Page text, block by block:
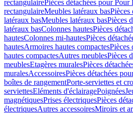
rectangulairePièces détachées pour Pour
rectangulaireMeubles latéraux basPièces
latéraux basMeubles latéraux basPièces
latéraux basColonnes hautesPièces
hautesColonnes mi-hautesPièces
hautesArmoires hautes compactesPièces
hautes compactesAutres meublesPièces
meublesEtagères muralesPièces
muralesAccessoiresPièces détachées
boîtes de rangementPorte-serviettes et
serviettesEléments d'éclairagePoignées
magnétiquesPrises électriquesPièces
électriquesAutres accessoiresMiroirs et